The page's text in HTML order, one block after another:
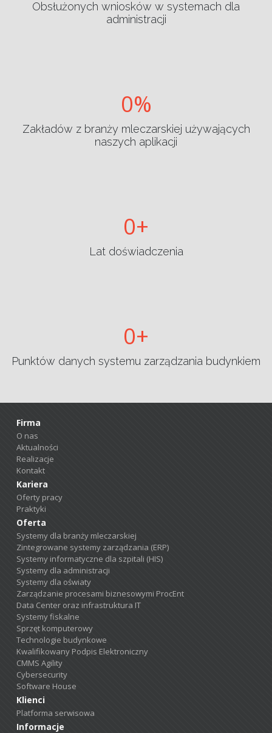
Obsłużonych wniosków w systemach dla
administracji
0
Zakładów z branży mleczarskiej używających
naszych aplikacji
0
Lat doświadczenia
0
Punktów danych systemu zarządzania budynkiem
Firma
O nas
Aktualności
Realizacje
Kontakt
Kariera
Oferty pracy
Praktyki
Oferta
Systemy dla branży mleczarskiej
Zintegrowane systemy zarządzania (ERP)
Systemy informatyczne dla szpitali (HIS)
Systemy dla administracji
Systemy dla oświaty
Zarządzanie procesami biznesowymi ProcEnt
Data Center oraz infrastruktura IT
Systemy fiskalne
Sprzęt komputerowy
Technologie budynkowe
Kwalifikowany Podpis Elektroniczny
CMMS Agility
Cybersecurity
Software House
Klienci
Platforma serwisowa
Informacje